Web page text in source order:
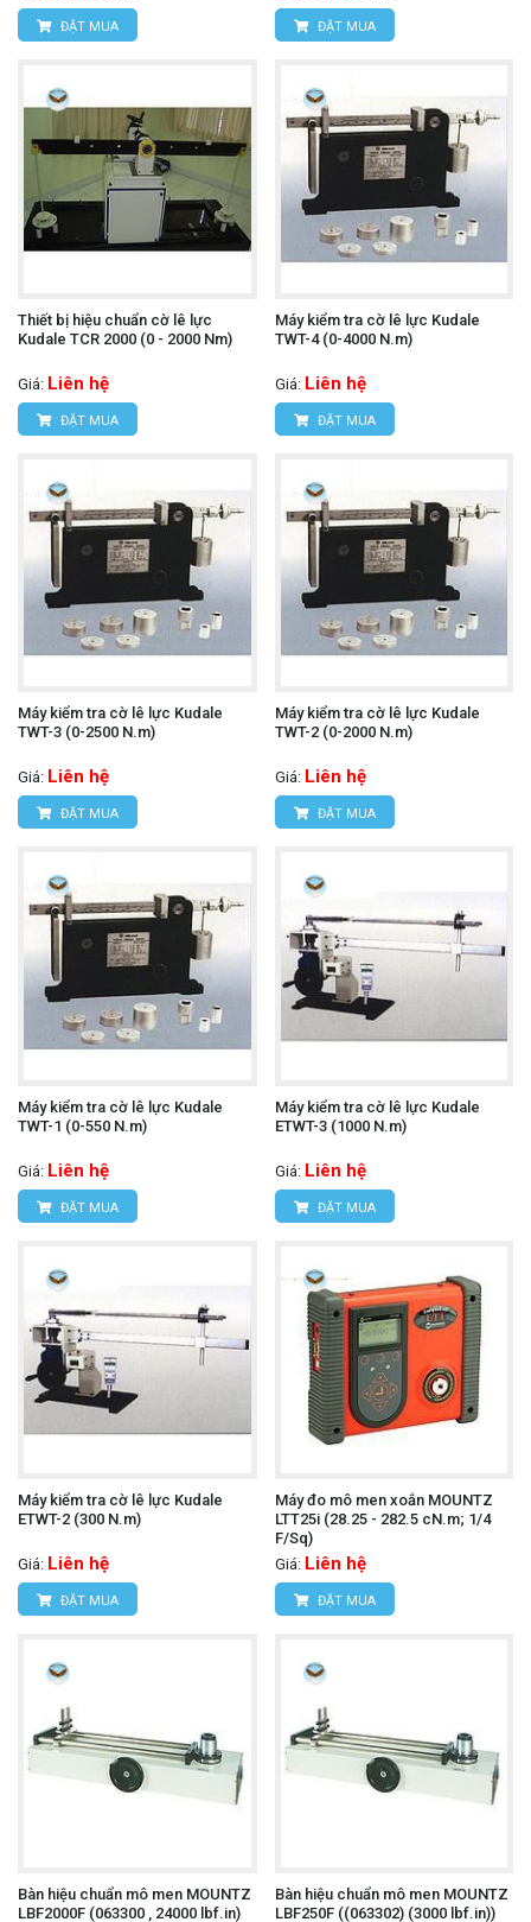
ĐẶT MUA ĐẶT MUA
Thiết bị hiệu chuẩn cờ lê lực
Kudale TCR 2000 (0 - 2000 Nm)
Giá: Liên hệ
ĐẶT MUA
Máy kiểm tra cờ lê lực Kudale
TWT-4 (0-4000 N.m)
Giá: Liên hệ
ĐẶT MUA
Máy kiểm tra cờ lê lực Kudale
TWT-3 (0-2500 N.m)
Giá: Liên hệ
ĐẶT MUA
Máy kiểm tra cờ lê lực Kudale
TWT-2 (0-2000 N.m)
Giá: Liên hệ
ĐẶT MUA
Máy kiểm tra cờ lê lực Kudale
TWT-1 (0-550 N.m)
Giá: Liên hệ
ĐẶT MUA
Máy kiểm tra cờ lê lực Kudale
ETWT-3 (1000 N.m)
Giá: Liên hệ
ĐẶT MUA
Máy kiểm tra cờ lê lực Kudale
ETWT-2 (300 N.m)
Giá: Liên hệ
ĐẶT MUA
Máy đo mô men xoắn MOUNTZ
LTT25i (28.25 - 282.5 cN.m; 1/4
F/Sq)
Giá: Liên hệ
ĐẶT MUA
Bàn hiệu chuẩn mô men MOUNTZ
LBF2000F (063300 , 24000 lbf.in)
Bàn hiệu chuẩn mô men MOUNTZ
LBF250F ((063302) (3000 lbf.in))